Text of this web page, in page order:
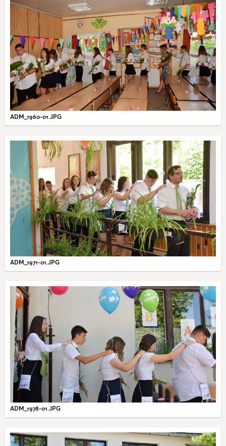
ADM_1960-01.JPG
ADM_1971-01.JPG
ADM_1978-01.JPG